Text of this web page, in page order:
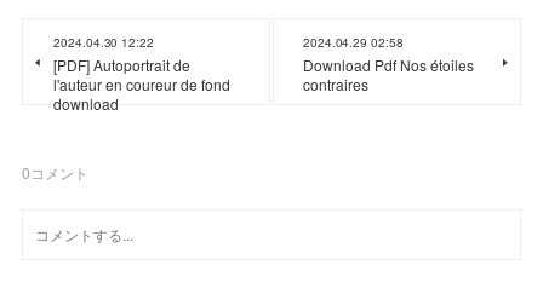
2024.04.30 12:22
[PDF] Autoportrait de
l'auteur en coureur de fond
download
2024.04.29 02:58
Download Pdf Nos étoiles
contraires
0コメント